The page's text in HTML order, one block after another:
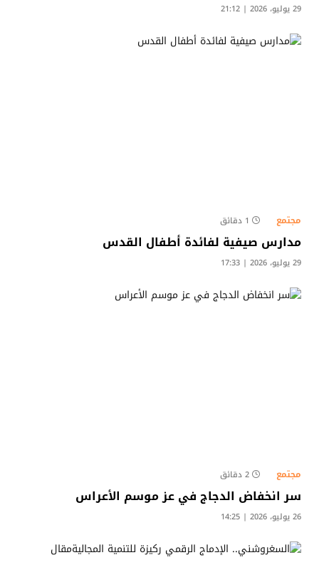
29 يوليو، 2026 | 21:12
مجتمع 1 دقائق
مدارس صيفية لفائدة أطفال القدس
29 يوليو، 2026 | 17:33
مجتمع 2 دقائق
سر انخفاض الدجاج في عز موسم الأعراس
26 يوليو، 2026 | 14:25